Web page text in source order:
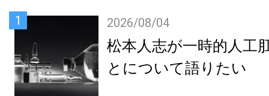
1 2026/08/04
松本人志が一時的人工
とについて語りたい